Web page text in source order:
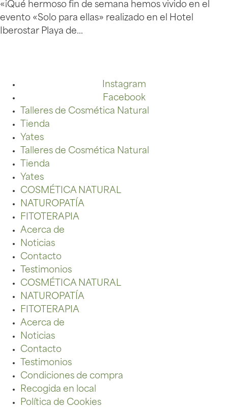
«¡Qué hermoso fin de semana hemos vivido en el
evento «Solo para ellas» realizado en el Hotel
Iberostar Playa de…
Instagram
Facebook
Talleres de Cosmética Natural
Tienda
Yates
Talleres de Cosmética Natural
Tienda
Yates
COSMÉTICA NATURAL
NATUROPATÍA
FITOTERAPIA
Acerca de
Noticias
Contacto
Testimonios
COSMÉTICA NATURAL
NATUROPATÍA
FITOTERAPIA
Acerca de
Noticias
Contacto
Testimonios
Condiciones de compra
Recogida en local
Política de Cookies